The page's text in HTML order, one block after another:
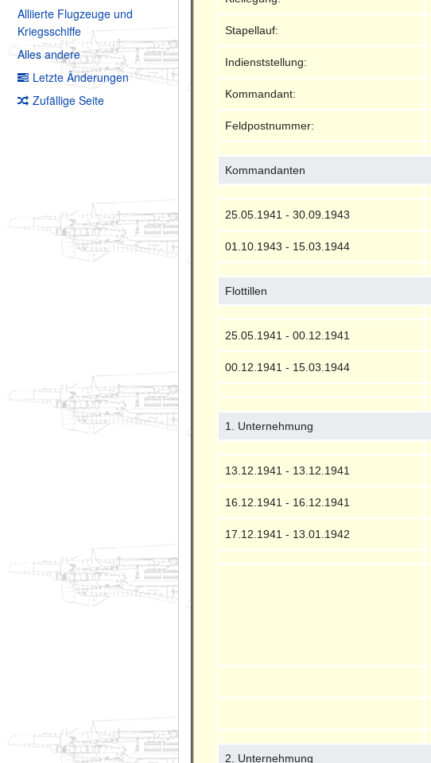
Alliierte Flugzeuge und
Kriegsschiffe
Alles andere
Letzte Änderungen
Zufällige Seite
Stapellauf:
Indienststellung:
Kommandant:
Feldpostnummer:
Kommandanten
25.05.1941 - 30.09.1943
01.10.1943 - 15.03.1944
Flottillen
25.05.1941 - 00.12.1941
00.12.1941 - 15.03.1944
1. Unternehmung
13.12.1941 - 13.12.1941
16.12.1941 - 16.12.1941
17.12.1941 - 13.01.1942
2. Unternehmung